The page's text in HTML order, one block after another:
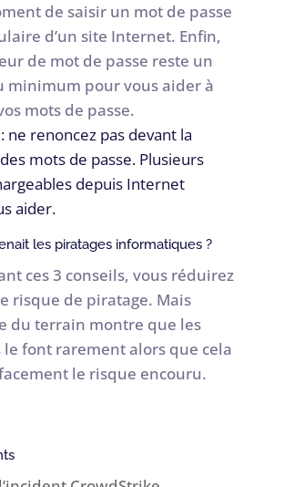
de saisir un mot de passe
d’un site Internet. Enfin,
de mot de passe reste un
minimum pour vous aider à
mots de passe.
ne renoncez pas devant la
mots de passe. Plusieurs
depuis Internet
aider.
les piratages informatiques ?
ces 3 conseils, vous réduirez
risque de piratage. Mais
du terrain montre que les
font rarement alors que cela
le risque encouru.